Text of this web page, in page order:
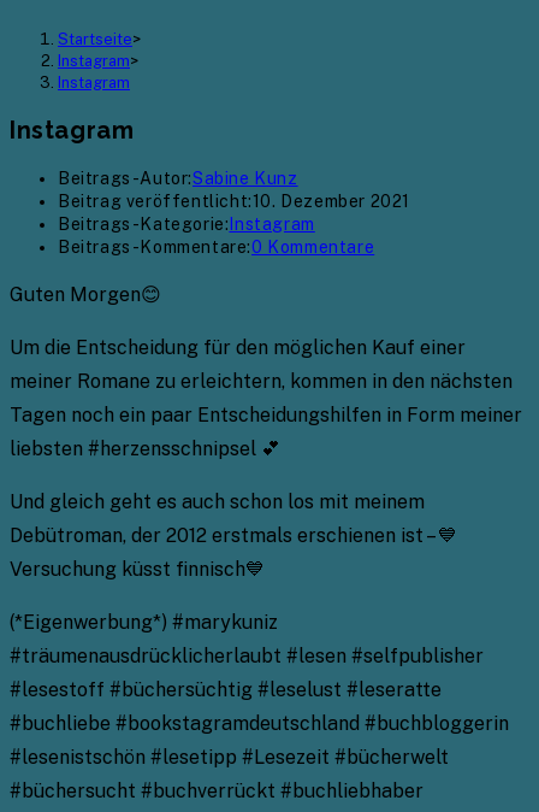
Startseite>
Instagram>
Instagram
Instagram
Beitrags-Autor:Sabine Kunz
Beitrag veröffentlicht:10. Dezember 2021
Beitrags-Kategorie: Instagram
Beitrags-Kommentare:0 Kommentare
Guten Morgen😊
Um die Entscheidung für den möglichen Kauf einer
meiner Romane zu erleichtern, kommen in den nächsten
Tagen noch ein paar Entscheidungshilfen in Form meiner
liebsten #herzensschnipsel 💕
Und gleich geht es auch schon los mit meinem
Debütroman, der 2012 erstmals erschienen ist – 💙
Versuchung küsst finnisch💙
(*Eigenwerbung*) #marykuniz
#träumenausdrücklicherlaubt #lesen #selfpublisher
#lesestoff #büchersüchtig #leselust #leseratte
#buchliebe #bookstagramdeutschland #buchbloggerin
#lesenistschön #lesetipp #Lesezeit #bücherwelt
#büchersucht #buchverrückt #buchliebhaber